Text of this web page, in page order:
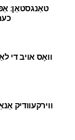
טאַנגסטאַן:
וואָס אויב די
ווירקעוודיק